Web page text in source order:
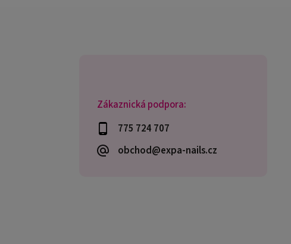
Zákaznická podpora:
775 724 707
obchod@expa-nails.cz